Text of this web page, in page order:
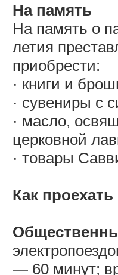
На память
На память о
летия
приобрести:
· книги и
· сувениры с
· масло,
церковной
· товары
Как
— 60 минут;